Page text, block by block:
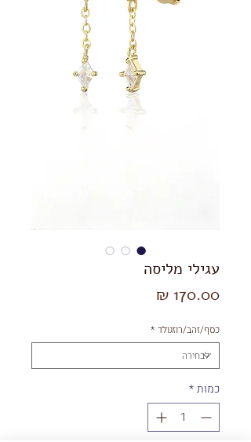
עגילי מליסה
כסף/זהב/רוזגולד *
כמות*